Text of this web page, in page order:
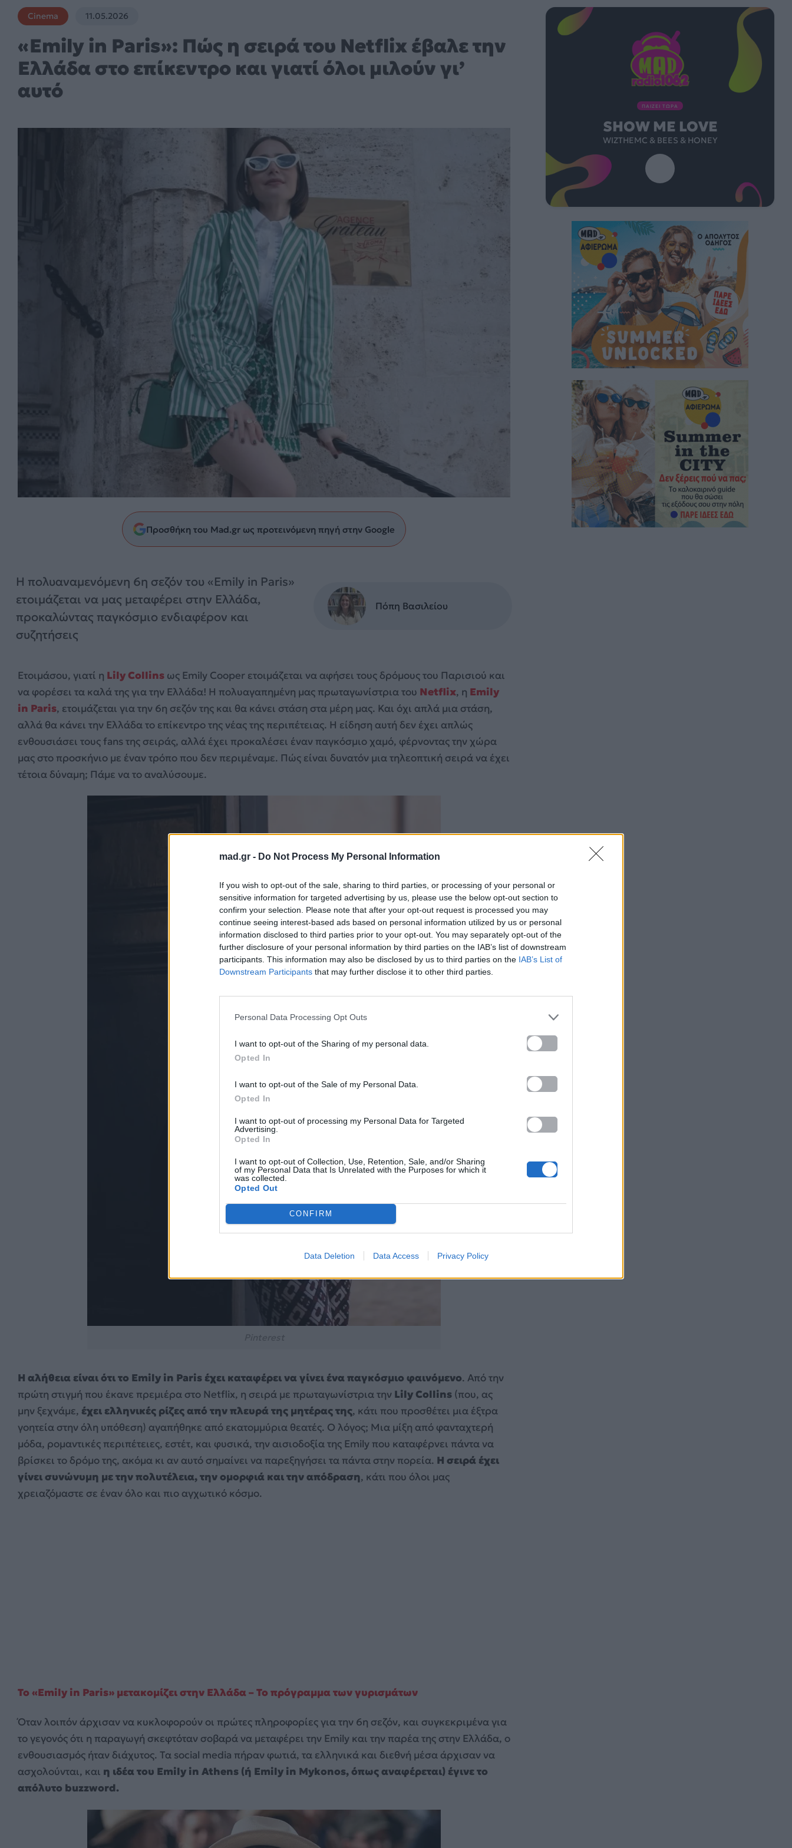
mad.gr - Do Not Process My Personal Information
If you wish to opt-out of the sale, sharing to third parties, or processing of your personal or
sensitive information for targeted advertising by us, please use the below opt-out section to
confirm your selection. Please note that after your opt-out request is processed you may
continue seeing interest-based ads based on personal information utilized by us or personal
information disclosed to third parties prior to your opt-out. You may separately opt-out of the
further disclosure of your personal information by third parties on the IAB’s list of downstream
participants. This information may also be disclosed by us to third parties on the IAB’s List of
Downstream Participants that may further disclose it to other third parties.
Personal Data Processing Opt Outs
I want to opt-out of the Sharing of my personal data.
Opted In
I want to opt-out of the Sale of my Personal Data.
Opted In
I want to opt-out of processing my Personal Data for Targeted
Advertising.
Opted In
I want to opt-out of Collection, Use, Retention, Sale, and/or Sharing
of my Personal Data that Is Unrelated with the Purposes for which it
was collected.
Opted Out
CONFIRM
Data Deletion Data Access Privacy Policy
Cinema 11.05.2026
«Emily in Paris»: Πώς η σειρά του Netflix έβαλε την
Ελλάδα στο επίκεντρο και γιατί όλοι μιλούν γι’
αυτό
Προσθήκη του Mad.gr ως προτεινόμενη πηγή στην Google
Η πολυαναμενόμενη 6η σεζόν του «Emily in Paris»
ετοιμάζεται να μας μεταφέρει στην Ελλάδα,
προκαλώντας παγκόσμιο ενδιαφέρον και
συζητήσεις
Πόπη Βασιλείου
Ετοιμάσου, γιατί η Lily Collins ως Emily Cooper ετοιμάζεται να αφήσει τους δρόμους του Παρισιού και
να φορέσει τα καλά της για την Ελλάδα! Η πολυαγαπημένη μας πρωταγωνίστρια του Netflix, η Emily
in Paris, ετοιμάζεται για την 6η σεζόν της και θα κάνει στάση στα μέρη μας. Και όχι απλά μια στάση,
αλλά θα κάνει την Ελλάδα το επίκεντρο της νέας της περιπέτειας. Η είδηση αυτή δεν έχει απλώς
ενθουσιάσει τους fans της σειράς, αλλά έχει προκαλέσει έναν παγκόσμιο χαμό, φέρνοντας την χώρα
μας στο προσκήνιο με έναν τρόπο που δεν περιμέναμε. Πώς είναι δυνατόν μια τηλεοπτική σειρά να έχει
τέτοια δύναμη; Πάμε να το αναλύσουμε.
Η αλήθεια είναι ότι το Emily in Paris έχει καταφέρει να γίνει ένα παγκόσμιο φαινόμενο. Από την
πρώτη στιγμή που έκανε πρεμιέρα στο Netflix, η σειρά με πρωταγωνίστρια την Lily Collins (που, ας
μην ξεχνάμε, έχει ελληνικές ρίζες από την πλευρά της μητέρας της, κάτι που προσθέτει μια έξτρα
γοητεία στην όλη υπόθεση) αγαπήθηκε από εκατομμύρια θεατές. Ο λόγος; Μια μίξη από φανταχτερή
μόδα, ρομαντικές περιπέτειες, εστέτ, και φυσικά, την αισιοδοξία της Emily που καταφέρνει πάντα να
βρίσκει το δρόμο της, ακόμα κι αν αυτό σημαίνει να παρεξηγήσει τα πάντα στην πορεία. Η σειρά έχει
γίνει συνώνυμη με την πολυτέλεια, την ομορφιά και την απόδραση, κάτι που όλοι μας
χρειαζόμαστε σε έναν όλο και πιο αγχωτικό κόσμο.
Το «Emily in Paris» μετακομίζει στην Ελλάδα – Το πρόγραμμα των γυρισμάτων
Όταν λοιπόν άρχισαν να κυκλοφορούν οι πρώτες πληροφορίες για την 6η σεζόν, και συγκεκριμένα για
το γεγονός ότι η παραγωγή σκεφτόταν σοβαρά να μεταφέρει την Emily και την παρέα της στην Ελλάδα, ο
ενθουσιασμός ήταν διάχυτος. Τα social media πήραν φωτιά, τα ελληνικά και διεθνή μέσα άρχισαν να
ασχολούνται, και η ιδέα του Emily in Athens (ή Emily in Mykonos, όπως αναφέρεται) έγινε το
απόλυτο buzzword.
ΠΑΙΖΕΙ ΤΩΡΑ
SHOW ME LOVE
WIZTHEMC & BEES & HONEY